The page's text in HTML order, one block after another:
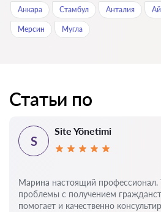
Анкара Стамбул Анталия
Мерсин Мугла
Статьи по
S
Site Yönetimi
Марина настоящий
проблемы с получением
помогает и качественно